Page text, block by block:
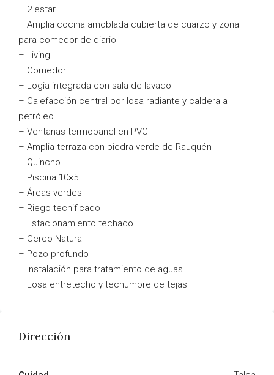
– 2 estar
– Amplia cocina amoblada cubierta de cuarzo y zona
para comedor de diario
– Living
– Comedor
– Logia integrada con sala de lavado
– Calefacción central por losa radiante y caldera a
petróleo
– Ventanas termopanel en PVC
– Amplia terraza con piedra verde de Rauquén
– Quincho
– Piscina 10×5
– Áreas verdes
– Riego tecnificado
– Estacionamiento techado
– Cerco Natural
– Pozo profundo
– Instalación para tratamiento de aguas
– Losa entretecho y techumbre de tejas
Dirección